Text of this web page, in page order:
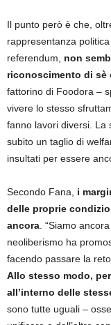
Il punto però è che,
rappresentanza
referendum, non
riconoscimento di
fattorino di Foodora –
vivere lo stesso
fanno lavori diversi. La
subito un taglio di
insultati per essere
Secondo Fana,
i
delle proprie
ancora . “Siamo
neoliberismo ha
facendo passare la
Allo stesso modo,
all’interno delle
sono tutte uguali –